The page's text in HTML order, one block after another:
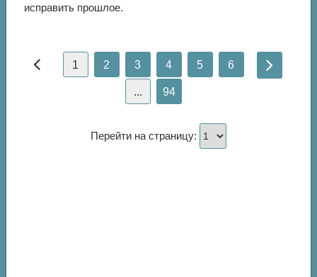
исправить прошлое.
1 2 3 4 5 6
... 94
Перейти на страницу: